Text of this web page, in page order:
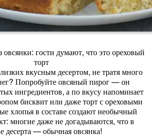
гости думают, что это ореховый
торт
вкусным десертом, не тратя много
Попробуйте овсяный пирог — он
ингредиентов, а по вкусу напоминает
бисквит или даже торт с ореховыми
хлопья в составе создают необычный
многие даже не догадываются, что в
десерта — обычная овсянка!